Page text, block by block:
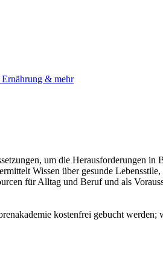
& mehr
um die Herausforderungen
Wissen über gesunde
für Alltag und Beruf und als
kostenfrei gebucht